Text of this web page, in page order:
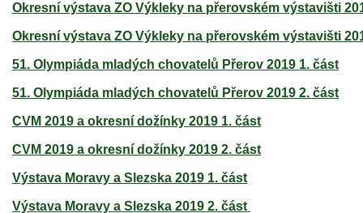
Okresní výstava ZO Výkleky na přerovském výstavišti
Okresní výstava ZO Výkleky na přerovském výstavišti
51. Olympiáda mladých chovatelů Přerov 2019 1. část
51. Olympiáda mladých chovatelů Přerov 2019 2. část
CVM 2019 a okresní dožínky 2019 1. část
CVM 2019 a okresní dožínky 2019 2. část
Výstava Moravy a Slezska 2019 1. část
Výstava Moravy a Slezska 2019 2. část